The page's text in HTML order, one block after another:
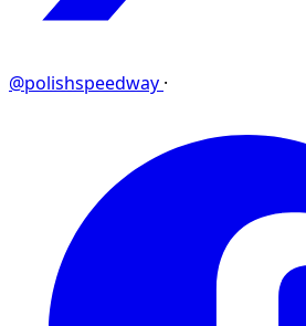
@polishspeedway ·